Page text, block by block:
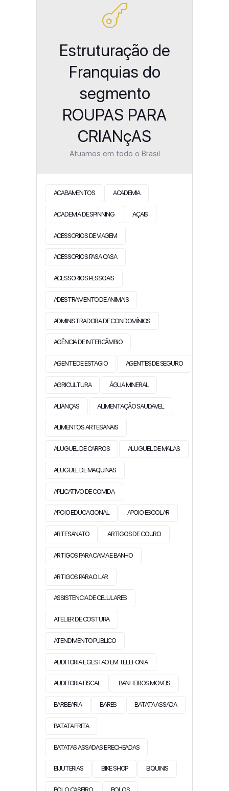
Estruturação de
Franquias do
segmento
ROUPAS PARA
CRIANçAS
Atuamos em todo o Brasil
ACABAMENTOS ACADEMIA
ACADEMIA DE SPINNING AÇAIS
ACESSORIOS DE VIAGEM
ACESSORIOS PASA CASA
ACESSORIOS PESSOAIS
ADESTRAMENTO DE ANIMAIS
ADMINISTRADORA DE CONDOMÍNIOS
AGÊNCIA DE INTERCÂMBIO
AGENTE DE ESTAGIO AGENTES DE SEGURO
AGRICULTURA ÁGUA MINERAL
ALIANÇAS ALIMENTAÇÃO SAUDAVEL
ALIMENTOS ARTESANAIS
ALUGUEL DE CARROS ALUGUEL DE MALAS
ALUGUEL DE MAQUINAS
APLICATIVO DE COMIDA
APOIO EDUCACIONAL APOIO ESCOLAR
ARTESANATO ARTIGOS DE COURO
ARTIGOS PARA CAMA E BANHO
ARTIGOS PARA O LAR
ASSISTENCIA DE CELULARES
ATELIER DE COSTURA
ATENDIMENTO PUBLICO
AUDITORIA E GESTAO EM TELEFONIA
AUDITORIA FISCAL BANHEIROS MOVEIS
BARBEARIA BARES BATATA ASSADA
BATATA FRITA
BATATAS ASSADAS E RECHEADAS
BIJUTERIAS BIKE SHOP BIQUINIS